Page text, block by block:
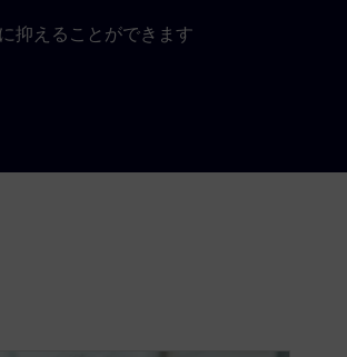
抑えることができます